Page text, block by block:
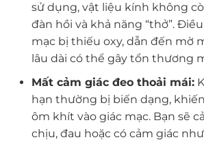
sử dụng, vật liệu kính không
đàn hồi và khả năng “thở”.
mạc bị thiếu oxy, dẫn đến mờ
lâu dài có thể gây tổn thương
Mất cảm giác đeo thoải mái:
hạn thường bị biến dạng,
ôm khít vào giác mạc. Bạn sẽ
chịu, đau hoặc có cảm giác